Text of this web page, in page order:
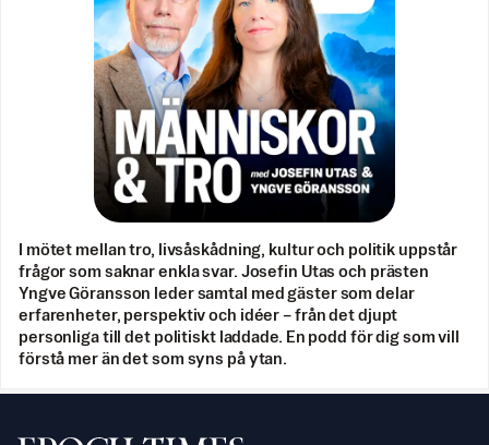
I mötet mellan tro, livsåskådning, kultur och politik uppstår
frågor som saknar enkla svar. Josefin Utas och prästen
Yngve Göransson leder samtal med gäster som delar
erfarenheter, perspektiv och idéer – från det djupt
personliga till det politiskt laddade. En podd för dig som vill
förstå mer än det som syns på ytan.